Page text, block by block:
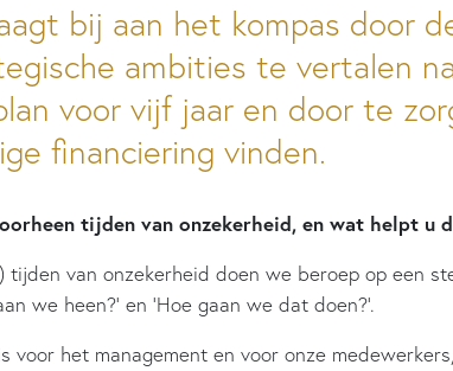
bij aan het kompas door
ambities te vertalen
voor vijf jaar en door te
financiering vinden.
tijden van onzekerheid, en wat helpt u
tijden van onzekerheid doen we beroep op een
we heen?’ en ‘Hoe gaan we dat doen?’.
voor het management en voor onze